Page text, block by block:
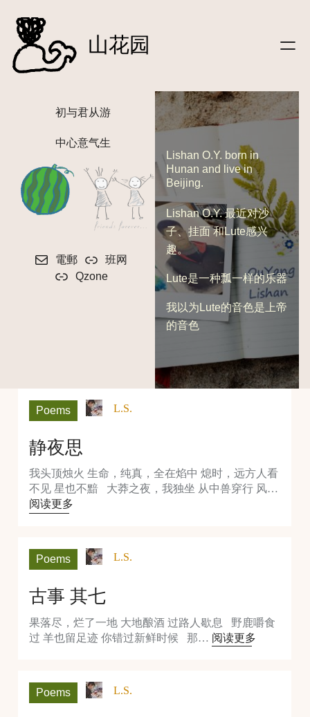
山花园|信件
|关于
友链
|友站动态
登录
初与君从游
中心意气生
電郵
班网
Qzone
Lishan O.Y. born in
Hunan and live in
Beijing.
Lishan O.Y. 最近对沙
子、挂面 和Lute感兴
趣。
Lute是一种瓢一样的乐器
我以为Lute的音色是上帝
的音色
Poems L.S.
静夜思
我头顶烛火 生命，纯真，全在焰中 熄时，远方人看
不见 星也不黯 大莽之夜，我独坐 从中兽穿行 风…
阅读更多
Poems L.S.
古事 其七
果落尽，烂了一地 大地酿酒 过路人歇息 野鹿嚼食
过 羊也留足迹 你错过新鲜时候 那… 阅读更多
Poems L.S.